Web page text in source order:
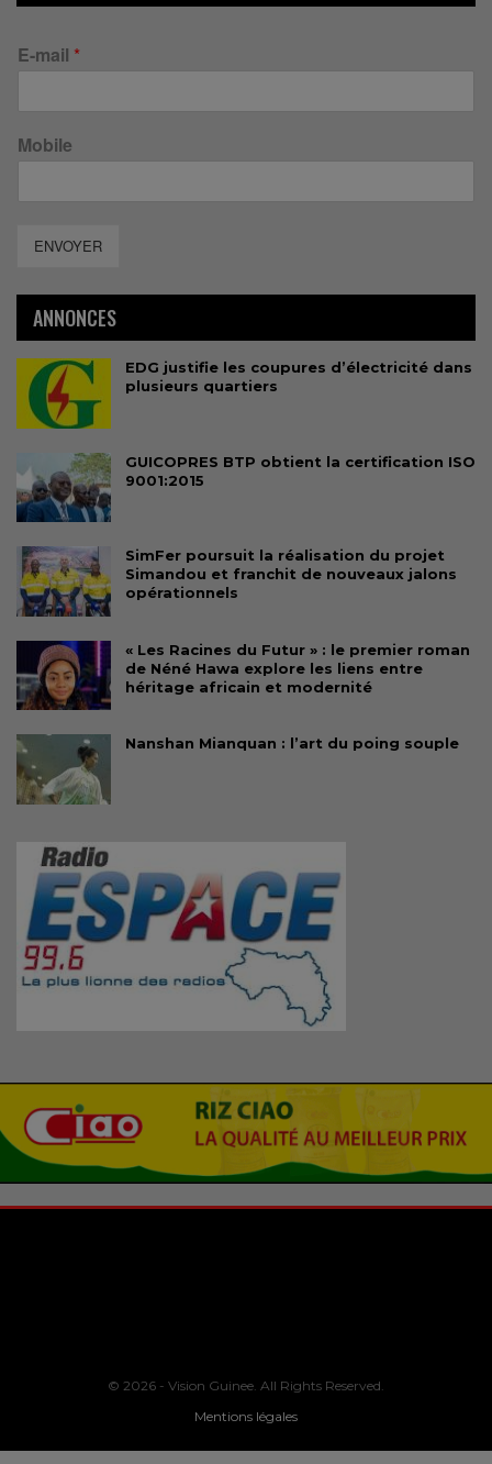
E-mail *
Mobile
ENVOYER
ANNONCES
EDG justifie les coupures d’électricité dans
plusieurs quartiers
GUICOPRES BTP obtient la certification ISO
9001:2015
SimFer poursuit la réalisation du projet
Simandou et franchit de nouveaux jalons
opérationnels
« Les Racines du Futur » : le premier roman
de Néné Hawa explore les liens entre
héritage africain et modernité
Nanshan Mianquan : l’art du poing souple
© 2026 - Vision Guinee. All Rights Reserved.
Mentions légales